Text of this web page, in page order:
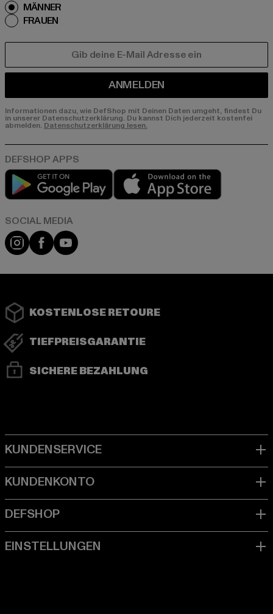
MÄNNER
FRAUEN
ANMELDEN
Informationen dazu, wie DefShop mit Deinen Daten umgeht, findest Du
in unserer Datenschutzerklärung. Du kannst Dich jederzeit kostenfei
abmelden. Datenschutzerklärung lesen.
Play market
Instagram
FacebookYouTube
KOSTENLOSE RETOURE
TIEFPREISGARANTIE
SICHERE BEZAHLUNG